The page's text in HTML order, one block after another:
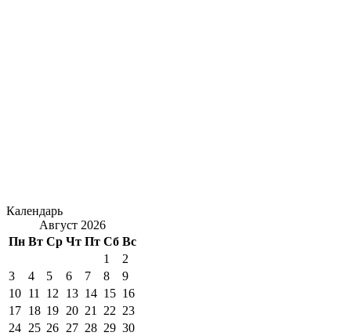
Календарь
Август 2026
Пн Вт Ср Чт Пт Сб Вс
1
2
3
4 5 6 7 8
9
10 11 12 13 14 15 16
17 18 19 20 21 22 23
24 25 26 27 28 29 30